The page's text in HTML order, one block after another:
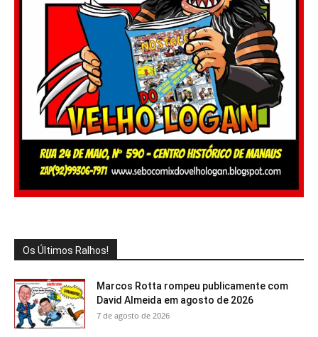
Os Últimos Ralhos!
Marcos Rotta rompeu publicamente com
David Almeida em agosto de 2026
7 de agosto de 2026